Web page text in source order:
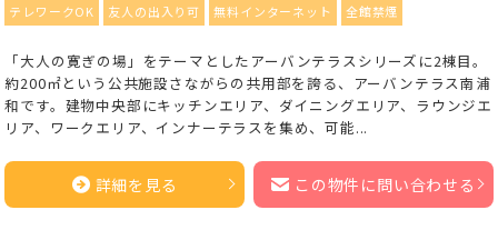
テレワークOK
友人の出入り可 無料インターネット 全館禁煙
「大人の寛ぎの場」をテーマとしたアーバンテラスシリーズに2棟目。
約200㎡という公共施設さながらの共用部を誇る、アーバンテラス南浦
和です。建物中央部にキッチンエリア、ダイニングエリア、ラウンジエ
リア、ワークエリア、インナーテラスを集め、可能...
詳細を見る この物件に問い合わせる